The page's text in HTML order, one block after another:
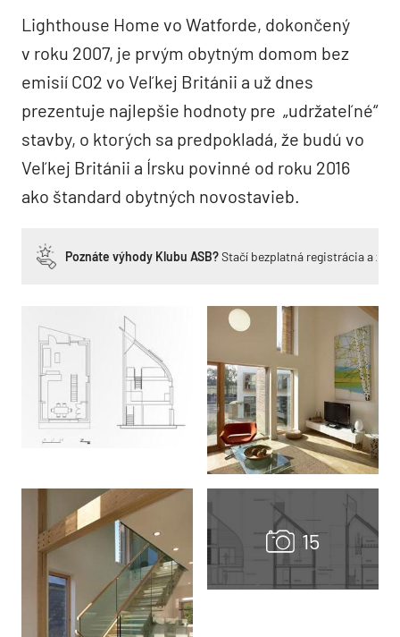
Lighthouse Home vo Watforde, dokončený
v roku 2007, je prvým obytným domom bez
emisií CO2 vo Veľkej Británii a už dnes
prezentuje najlepšie hodnoty pre „udržateľné“
stavby, o ktorých sa predpokladá, že budú vo
Veľkej Británii a Írsku povinné od roku 2016
ako štandard obytných novostavieb.
Poznáte výhody Klubu ASB?Stačí bezplatná registrácia a